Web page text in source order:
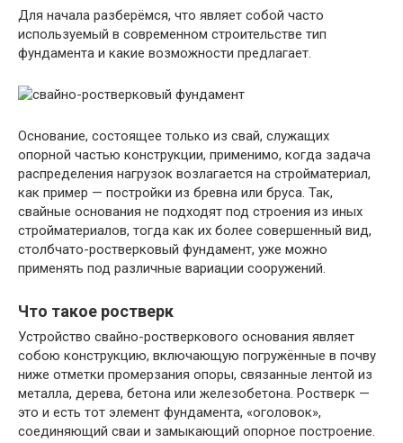
Для начала разберёмся, что являет собой часто
используемый в современном строительстве тип
фундамента и какие возможности предлагает.
Основание, состоящее только из свай, служащих
опорной частью конструкции, применимо, когда задача
распределения нагрузок возлагается на стройматериал,
как пример — постройки из бревна или бруса. Так,
свайные основания не подходят под строения из иных
стройматериалов, тогда как их более совершенный вид,
столбчато-ростверковый фундамент, уже можно
применять под различные вариации сооружений.
Что такое ростверк
Устройство свайно-ростверкового основания являет
собою конструкцию, включающую погружённые в почву
ниже отметки промерзания опоры, связанные лентой из
металла, дерева, бетона или железобетона. Ростверк —
это и есть тот элемент фундамента, «оголовок»,
соединяющий сваи и замыкающий опорное построение.